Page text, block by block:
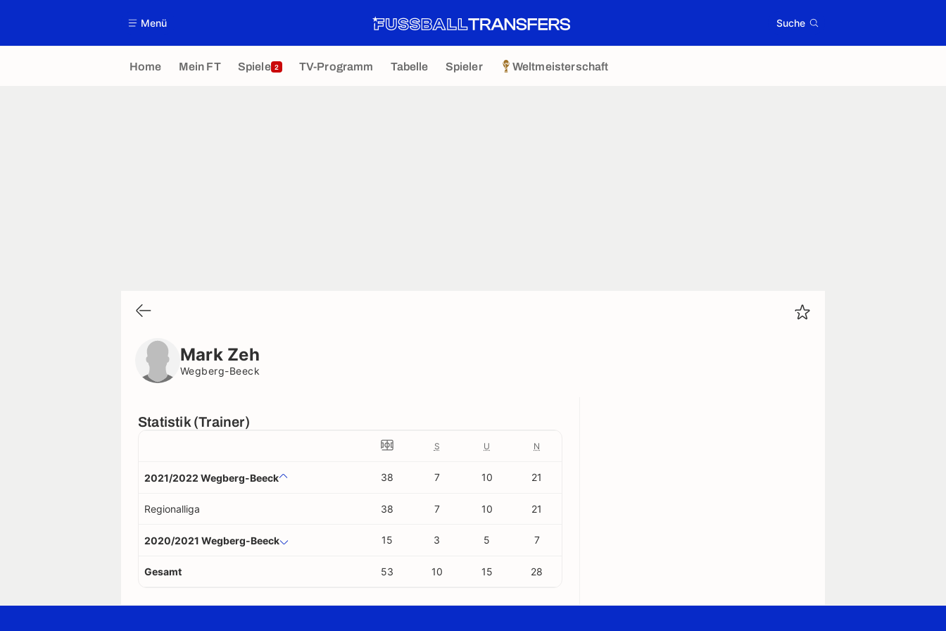
Menü Suche
Home Mein FT Spiele 2 TV-Programm Tabelle Spieler Weltmeisterschaft
Mark Zeh
Wegberg-Beeck
Statistik (Trainer)
S U N
2021/2022 Wegberg-Beeck 38 7 10 21
Regionalliga 38 7 10 21
2020/2021 Wegberg-Beeck 15 3 5 7
Gesamt 53 10 15 28